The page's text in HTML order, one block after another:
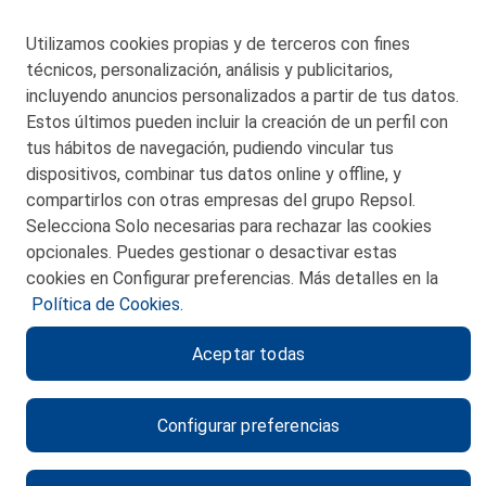
© 2026 Petronor S.A.
CONTACTO
MAPA WEB
POLITICA DE PRIVACIDAD
POLITICA DE COOKIES
CANAL DE ÉTICA
Utilizamos cookies propias y de terceros con fines
técnicos, personalización, análisis y publicitarios,
incluyendo anuncios personalizados a partir de tus datos.
Estos últimos pueden incluir la creación de un perfil con
tus hábitos de navegación, pudiendo vincular tus
dispositivos, combinar tus datos online y offline, y
compartirlos con otras empresas del grupo Repsol.
Selecciona Solo necesarias para rechazar las cookies
opcionales. Puedes gestionar o desactivar estas
cookies en Configurar preferencias. Más detalles en la
Política de Cookies.
Configurar preferencias
Aceptar todas